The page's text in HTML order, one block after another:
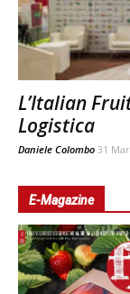
L’Italian
Logistica
Daniele Colombo 31
E-Magazine